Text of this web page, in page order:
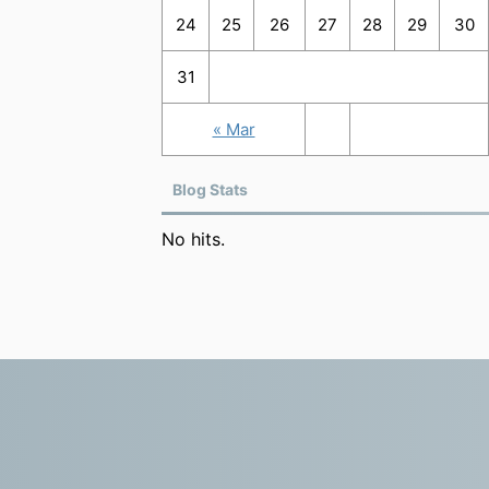
« Mar
24 25 26 27 28 29 30
31
Blog Stats
No hits.